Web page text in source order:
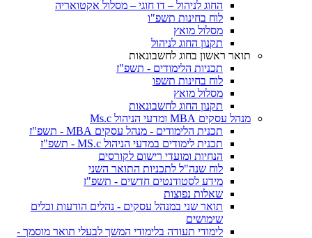
החוג לניהול – דו חוגי – מסלול אקטואריה
לוח בחינות תשפ"ו
מסלול מואץ
תקנון החוג לניהול
תואר ראשון בחוג לחשבונאות
תכניות הלימודים - תשפ"ז
לוח בחינות תשפו
מסלול מואץ
תקנון החוג לחשבונאות
מנהל עסקים MBA ומדעי הניהול Ms.c
תכנית הלימודים - מנהל עסקים MBA - תשפ"ז
תכנית לימודים במדעי הניהול MS.c - תשפ"ז
הנחיות ומועדי רישום לקורסים
לוח שנה"ל לתכניות התואר השני
מידע לסטודנטים חדשים - תשפ"ז
שאלות נפוצות
תואר שני במנהל עסקים - נהלים הודעות וכלים
שימושים
לימודי תעודה בלימודי המשך לבעלי תואר מוסמך -